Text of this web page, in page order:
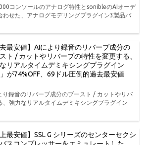
コンソールのアナログ特性とsonibleのAIオーデ
わせた、アナログモデリングプラグイン3製品バ
去最安値】AIにより録音のリバーブ成分の
ト / カットやリバーブの特性を変更する、
リアルタイムデミキシングプラグイン
が74%OFF、69ドル圧倒的過去最安値
り録音のリバーブ成分のブースト / カットやリバ
、強力なリアルタイムデミキシングプラグイン
上最安値】SSL G シリーズのセンターセクシ